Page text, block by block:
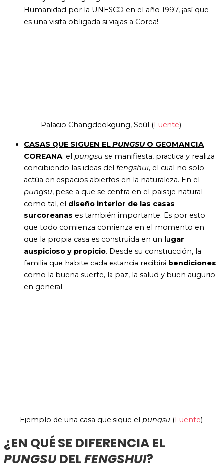
Humanidad por la UNESCO en el año 1997, ¡así que
es una visita obligada si viajas a Corea!
Palacio Changdeokgung, Seúl (Fuente)
CASAS QUE SIGUEN EL PUNGSUO GEOMANCIA
COREANA: el pungsu se manifiesta, practica y realiza
concibiendo las ideas del fengshui, el cual no solo
actúa en espacios abiertos en la naturaleza. En el
pungsu, pese a que se centra en el paisaje natural
como tal, el diseño interior de las casas
surcoreanas es también importante. Es por esto
que todo comienza comienza en el momento en
que la propia casa es construida en un lugar
auspicioso y propicio. Desde su construcción, la
familia que habite cada estancia recibirá bendiciones
como la buena suerte, la paz, la salud y buen augurio
en general.
Ejemplo de una casa que sigue el pungsu (Fuente)
¿EN QUÉ SE DIFERENCIA EL
PUNGSU DELFENGSHUI?